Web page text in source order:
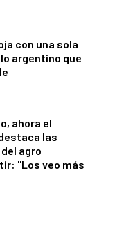
con una sola
argentino que
ahora el
las
agro
"Los veo más